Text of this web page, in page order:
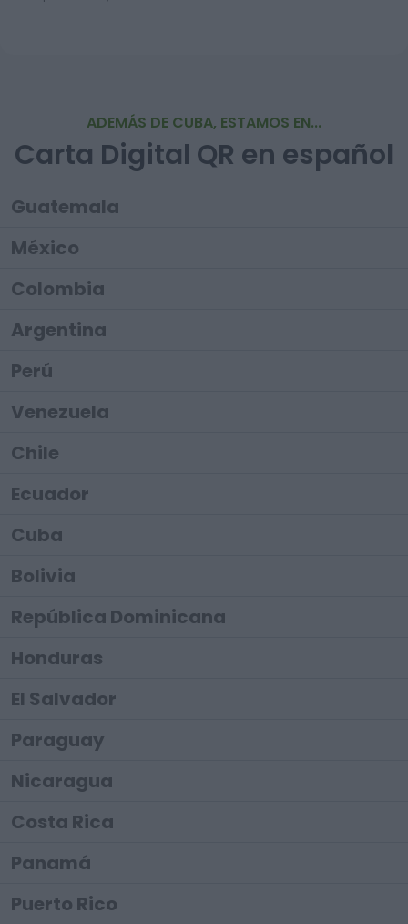
ADEMÁS DE CUBA, ESTAMOS EN...
Carta Digital QR en español
Guatemala
México
Colombia
Argentina
Perú
Venezuela
Chile
Ecuador
Cuba
Bolivia
República Dominicana
Honduras
El Salvador
Paraguay
Nicaragua
Costa Rica
Panamá
Puerto Rico